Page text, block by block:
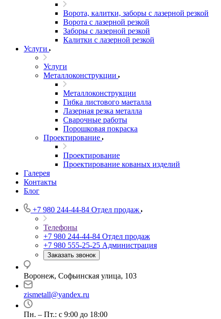
Ворота, калитки, заборы с лазерной резкой
Ворота с лазерной резкой
Заборы с лазерной резкой
Калитки с лазерной резкой
Услуги
Услуги
Металлоконструкции
Металлоконструкции
Гибка листового маеталла
Лазерная резка металла
Сварочные работы
Порошковая покраска
Проектирование
Проектирование
Проектирование кованых изделий
Галерея
Контакты
Блог
+7 980 244-44-84 Отдел продаж
Телефоны
+7 980 244-44-84 Отдел продаж
+7 980 555-25-25 Администрация
Заказать звонок
Воронеж, Софьинская улица, 103
zismetall@yandex.ru
Пн. – Пт.: с 9:00 до 18:00